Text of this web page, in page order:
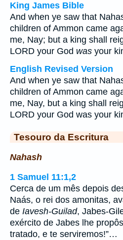
King James Bible
And when ye saw that
children of Ammon came
me, Nay; but a king shall
LORD your God was your
English Revised Version
And when ye saw that
children of Ammon came
me, Nay, but a king shall
LORD your God was your
Tesouro da Escritura
Nahash
1 Samuel 11:1,2
Cerca de um mês depois
Naás, o rei dos amonitas,
de Iavesh-Guilad, Jabes-
exército de Jabes lhe
tratado, e te serviremos!”…